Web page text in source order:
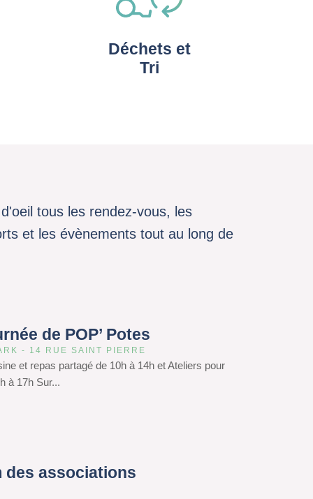
Déchets et
Tri
tous les rendez-vous, les
et les évènements tout au long de
de POP’ Potes
- 14 RUE SAINT PIERRE
et repas partagé de 10h à 14h et Ateliers pour
à 17h Sur...
des associations